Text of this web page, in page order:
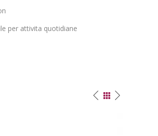
per attivita quotidiane